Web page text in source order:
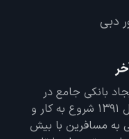
دبی
بانکی جامع در
تمامی زمینه های گردشگری در سال 1391 شروع به کار و
دهی به مسافرین با بیش